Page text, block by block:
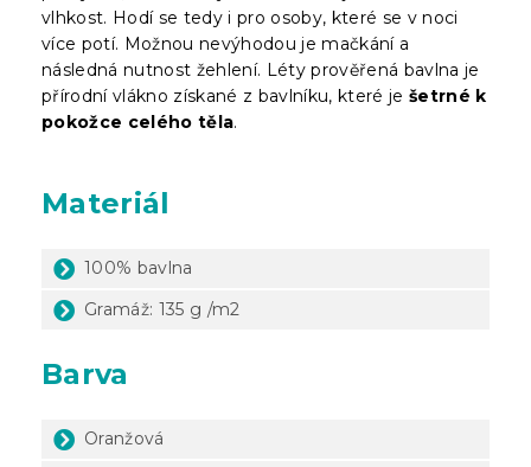
vlhkost. Hodí se tedy i pro osoby, které se v noci
více potí. Možnou nevýhodou je mačkání a
následná nutnost žehlení. Léty prověřená bavlna je
přírodní vlákno získané z bavlníku, které je šetrné k
pokožce celého těla.
Materiál
100% bavlna
Gramáž: 135 g /m2
Barva
Oranžová